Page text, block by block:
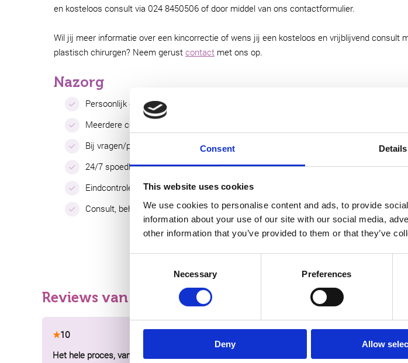
Consent Details
This website uses cookies
We use cookies to personalise content and ads, to provide
information about your use of our site with our social media,
other information that you’ve provided to them or that they’ve
Necessary Preferences
Deny Allow
en kosteloos consult via 024 8450506 of door middel van ons contactformulier.
Wil jij meer informatie over een kincorrectie of wens jij een kosteloos en vrijblijvend consult
plastisch chirurgen? Neem gerust contact met ons op.
Nazorg
Persoonlijk contact met plastisch chirurgen en ondersteunend team.
Meerdere controle afspraken.
Bij vragen/pijnklachten contact telefonisch en per mail.
24/7 spoedlijn aanwezig met arts of achterwacht.
Eindcontrole met behandelend chirurg.
Consult, behandeling en controles op één locatie.
Reviews van onze klanten
★10
Het hele proces, van intake tot eindcontrole, is
Beoordeling Kliniek Heyendael